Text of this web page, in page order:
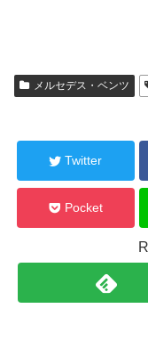
メルセデス・ベンツ
Twitter
Pocket